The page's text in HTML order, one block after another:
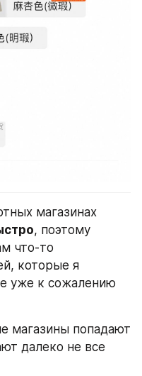
, поэтому
что-то
которые я
уже к сожалению
магазины попадают
далеко не все